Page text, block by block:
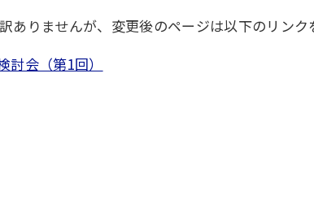
りませんが、変更後のページは以下のリンク
会（第1回）